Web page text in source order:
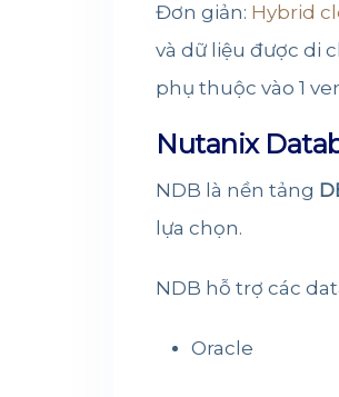
Đơn giản: Hybrid
và dữ liệu được di
phụ thuộc vào 1
Nutanix
NDB là nền tảng
lựa chọn.
NDB hỗ trợ các
Oracle